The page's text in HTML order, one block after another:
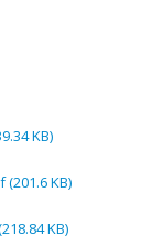
KB)
KB)
KB)